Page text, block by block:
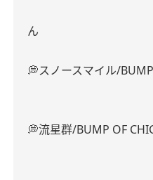
ん
💭スノースマイル/
💭流星群/BUMP OF